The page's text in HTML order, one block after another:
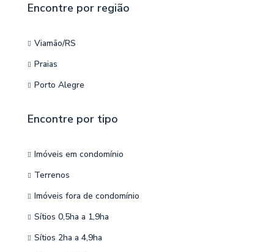
Encontre por região
Viamão/RS
Praias
Porto Alegre
Encontre por tipo
Imóveis em condomínio
Terrenos
Imóveis fora de condomínio
Sítios 0,5ha a 1,9ha
Sítios 2ha a 4,9ha